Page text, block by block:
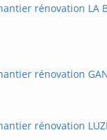
rénovation LA
rénovation
rénovation